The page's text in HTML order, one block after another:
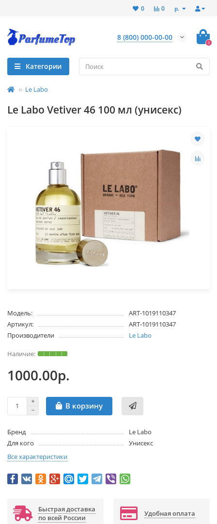
р.
0
0
8 (800) 000-00-00
0
Категории
Le Labo
Le Labo Vetiver 46 100 мл (унисекс)
Модель:
ART-1019110347
Артикул:
ART-1019110347
Производители
Le Labo
1000.00р.
В корзину
Бренд
Le Labo
Для кого
Унисекс
Все характеристики
Быстрая доставка
по всей России
Удобная оплата